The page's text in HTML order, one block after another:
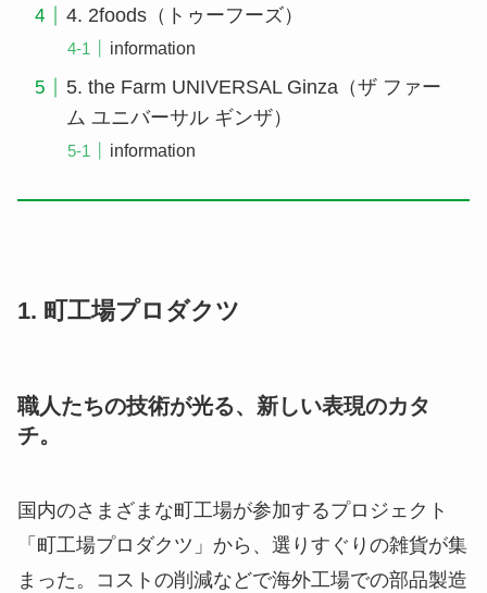
4. 2foods（トゥーフーズ）
information
5. the Farm UNIVERSAL Ginza（ザ ファー
ム ユニバーサル ギンザ）
information
1. 町工場プロダクツ
職人たちの技術が光る、新しい表現のカタ
チ。
国内のさまざまな町工場が参加するプロジェクト
「町工場プロダクツ」から、選りすぐりの雑貨が集
まった。コストの削減などで海外工場での部品製造